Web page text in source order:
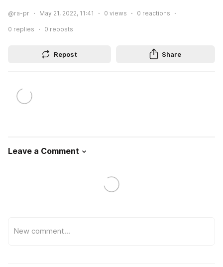
@ra-pr May 21, 2022, 11:41 0 views 0 reactions
0 replies 0 reposts
Repost Share
Leave a Comment